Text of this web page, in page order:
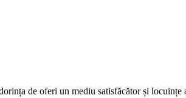
de oferi un mediu satisfăcător și locuințe